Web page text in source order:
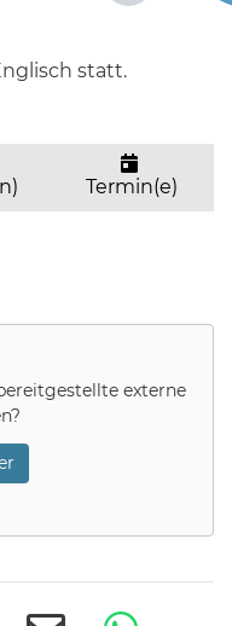
statt.
Termin(e)
externe